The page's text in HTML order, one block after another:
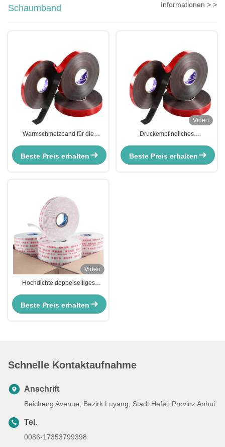
Schaumband
Informationen > >
Warmschmelzband für die
Schaumdichtungsband
Beste Preis erhalten
Video
Druckempfindliches
aus Kautschuk zum Versiegeln
Beste Preis erhalten
Video
Hochdichte doppelseitiges
Beste Preis erhalten
Schnelle Kontaktaufnahme
Anschrift
Beicheng Avenue, Bezirk Luyang, Stadt Hefei, Provinz Anhui
Tel.
0086-17353799398